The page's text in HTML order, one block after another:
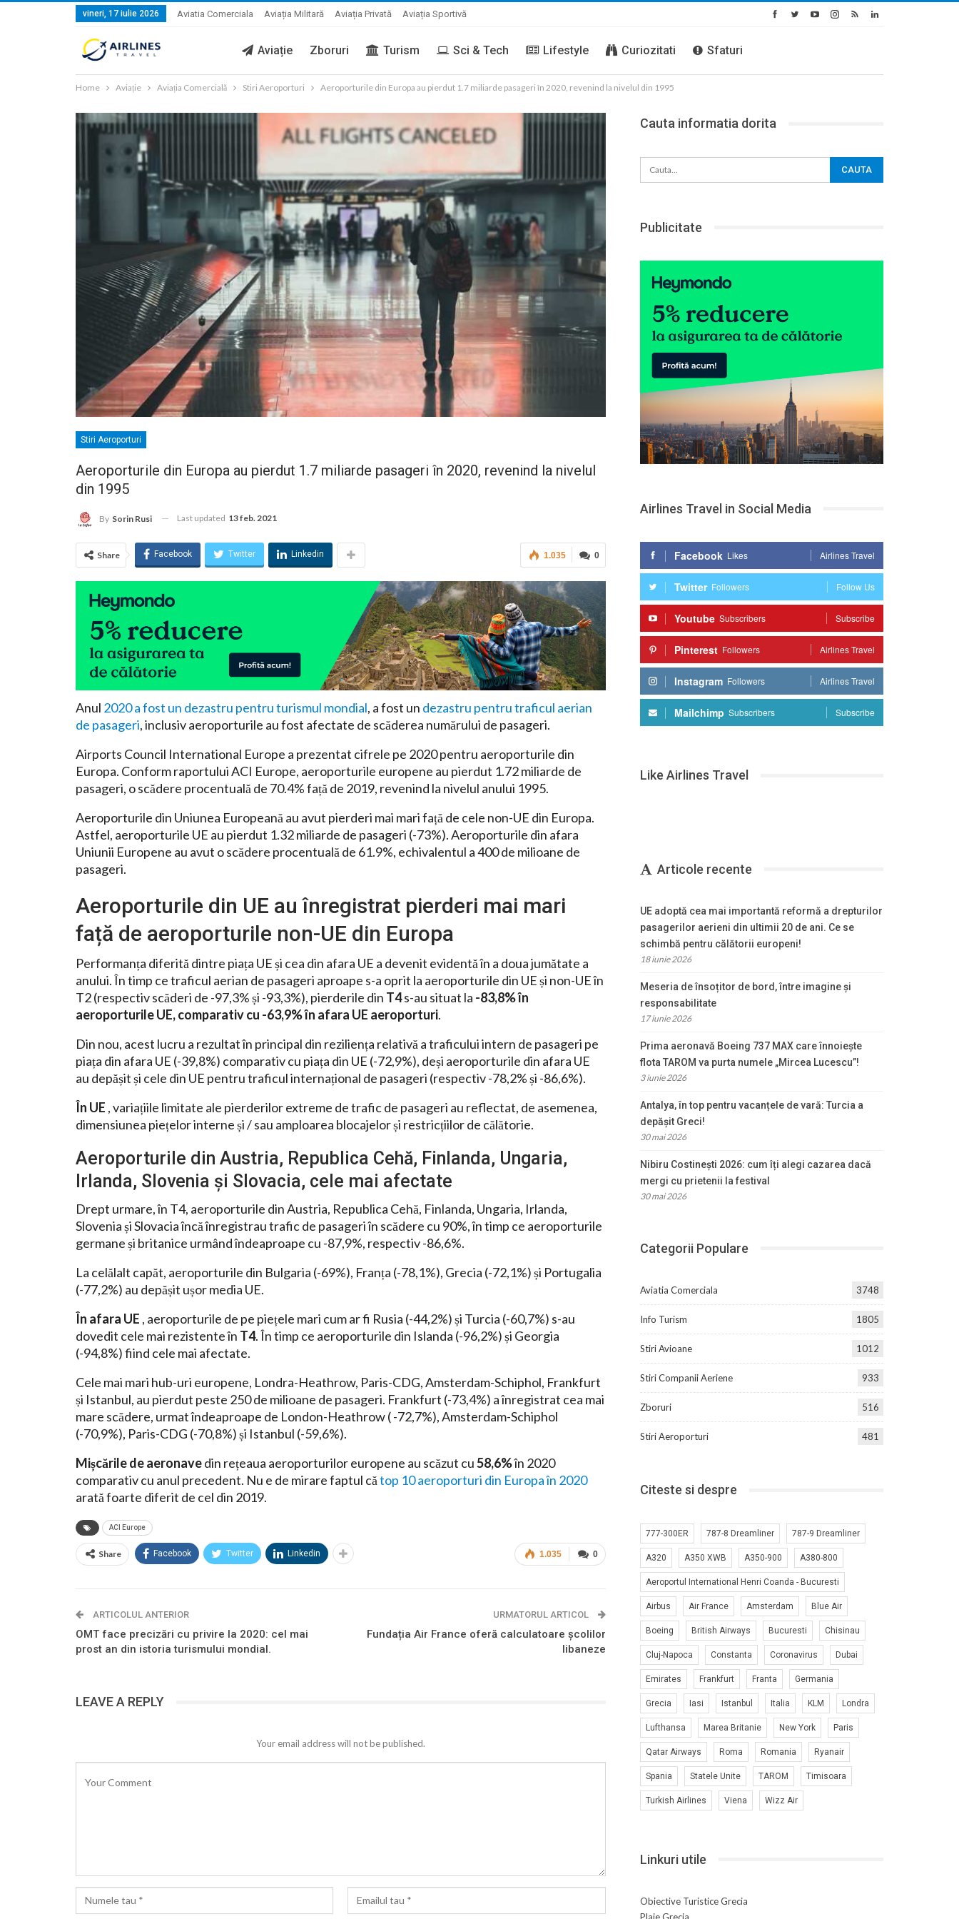
vineri, 17 iulie 2026 Aviatia Comerciala Aviația Militară Aviația Privată Aviația Sportivă
Aviație Zboruri Turism Sci & Tech Lifestyle Curiozitati Sfaturi
Home Aviație Aviația Comercială Stiri Aeroporturi Aeroporturile din Europa au pierdut 1.7 miliarde pasageri în 2020, revenind la nivelul din 1995
Stiri Aeroporturi
Aeroporturile din Europa au pierdut 1.7 miliarde pasageri în 2020, revenind la nivelul
din 1995
By Sorin Rusi Last updated 13 feb. 2021
0
1.035
Share Facebook Twitter Linkedin
Anul 2020 a fost un dezastru pentru turismul mondial, a fost un dezastru pentru traficul aerian
de pasageri, inclusiv aeroporturile au fost afectate de scăderea numărului de pasageri.
Airports Council International Europe a prezentat cifrele pe 2020 pentru aeroporturile din
Europa. Conform raportului ACI Europe, aeroporturile europene au pierdut 1.72 miliarde de
pasageri, o scădere procentuală de 70.4% față de 2019, revenind la nivelul anului 1995.
Aeroporturile din Uniunea Europeană au avut pierderi mai mari față de cele non-UE din Europa.
Astfel, aeroporturile UE au pierdut 1.32 miliarde de pasageri (-73%). Aeroporturile din afara
Uniunii Europene au avut o scădere procentuală de 61.9%, echivalentul a 400 de milioane de
pasageri.
Aeroporturile din UE au înregistrat pierderi mai mari
față de aeroporturile non-UE din Europa
Performanța diferită dintre piața UE și cea din afara UE a devenit evidentă în a doua jumătate a
anului. În timp ce traficul aerian de pasageri aproape s-a oprit la aeroporturile din UE și non-UE în
T2 (respectiv scăderi de -97,3% și -93,3%), pierderile din T4s-au situat la -83,8% în
aeroporturile UE, comparativ cu -63,9% în afara UE aeroporturi.
Din nou, acest lucru a rezultat în principal din reziliența relativă a traficului intern de pasageri pe
piața din afara UE (-39,8%) comparativ cu piața din UE (-72,9%), deși aeroporturile din afara UE
au depășit și cele din UE pentru traficul internațional de pasageri (respectiv -78,2% și -86,6%).
În UE , variațiile limitate ale pierderilor extreme de trafic de pasageri au reflectat, de asemenea,
dimensiunea piețelor interne și / sau amploarea blocajelor și restricțiilor de călătorie.
Aeroporturile din Austria, Republica Cehă, Finlanda, Ungaria,
Irlanda, Slovenia și Slovacia, cele mai afectate
Drept urmare, în T4, aeroporturile din Austria, Republica Cehă, Finlanda, Ungaria, Irlanda,
Slovenia și Slovacia încă înregistrau trafic de pasageri în scădere cu 90%, în timp ce aeroporturile
germane și britanice urmând îndeaproape cu -87,9%, respectiv -86,6%.
La celălalt capăt, aeroporturile din Bulgaria (-69%), Franța (-78,1%), Grecia (-72,1%) și Portugalia
(-77,2%) au depășit ușor media UE.
În afara UE , aeroporturile de pe piețele mari cum ar fi Rusia (-44,2%) și Turcia (-60,7%) s-au
dovedit cele mai rezistente în T4. În timp ce aeroporturile din Islanda (-96,2%) și Georgia
(-94,8%) fiind cele mai afectate.
Cele mai mari hub-uri europene, Londra-Heathrow, Paris-CDG, Amsterdam-Schiphol, Frankfurt
și Istanbul, au pierdut peste 250 de milioane de pasageri. Frankfurt (-73,4%) a înregistrat cea mai
mare scădere, urmat îndeaproape de London-Heathrow ( -72,7%), Amsterdam-Schiphol
(-70,9%), Paris-CDG (-70,8%) și Istanbul (-59,6%).
Mișcările de aeronavedin rețeaua aeroporturilor europene au scăzut cu58,6%în 2020
comparativ cu anul precedent. Nu e de mirare faptul cătop 10 aeroporturi din Europa în 2020
arată foarte diferit de cel din 2019.
ACI Europe
0
1.035
Share Facebook Twitter Linkedin
ARTICOLUL ANTERIOR
OMT face precizări cu privire la 2020: cel mai
prost an din istoria turismului mondial.
URMATORUL ARTICOL
Fundația Air France oferă calculatoare școlilor
libaneze
LEAVE A REPLY
Your email address will not be published.
Cauta informatia dorita
Publicitate
Airlines Travel in Social Media
Facebook Likes Airlines Travel
Twitter Followers Follow Us
Youtube Subscribers Subscribe
Pinterest Followers Airlines Travel
Instagram Followers Airlines Travel
Mailchimp Subscribers Subscribe
Like Airlines Travel
Articole recente
UE adoptă cea mai importantă reformă a drepturilor
pasagerilor aerieni din ultimii 20 de ani. Ce se
schimbă pentru călătorii europeni!
18 iunie 2026
Meseria de însoțitor de bord, între imagine și
responsabilitate
17 iunie 2026
Prima aeronavă Boeing 737 MAX care înnoiește
flota TAROM va purta numele „Mircea Lucescu”!
3 iunie 2026
Antalya, în top pentru vacanțele de vară: Turcia a
depășit Greci!
30 mai 2026
Nibiru Costinești 2026: cum îți alegi cazarea dacă
mergi cu prietenii la festival
30 mai 2026
Categorii Populare
Aviatia Comerciala 3748
Info Turism 1805
Stiri Avioane 1012
Stiri Companii Aeriene 933
Zboruri 516
Stiri Aeroporturi 481
Citeste si despre
777-300ER 787-8 Dreamliner 787-9 Dreamliner
A320 A350 XWB A350-900 A380-800
Aeroportul International Henri Coanda - Bucuresti
Airbus Air France Amsterdam Blue Air
Boeing British Airways Bucuresti Chisinau
Cluj-Napoca Constanta Coronavirus Dubai
Emirates Frankfurt Franta Germania
Grecia Iasi Istanbul Italia KLM Londra
Lufthansa Marea Britanie New York Paris
Qatar Airways Roma Romania Ryanair
Spania Statele Unite TAROM Timisoara
Turkish Airlines Viena Wizz Air
Linkuri utile
Obiective Turistice Grecia
Plaje Grecia